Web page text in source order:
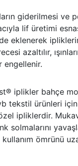
giderilmesi ve
lif üretimi
eklenerek
azaltılır,
engellenir.
iplikler bahçe
tekstil ürünleri
ipliklerdir.
solmalarını
ömrünü